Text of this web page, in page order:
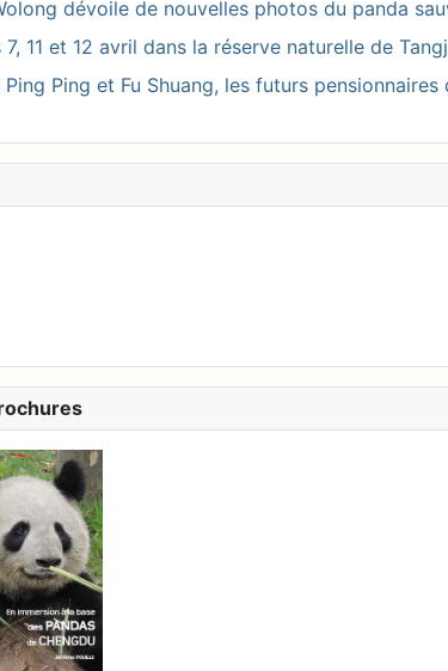
dévoile de nouvelles photos du panda
11 et 12 avril dans la réserve naturelle de
Ping et Fu Shuang, les futurs